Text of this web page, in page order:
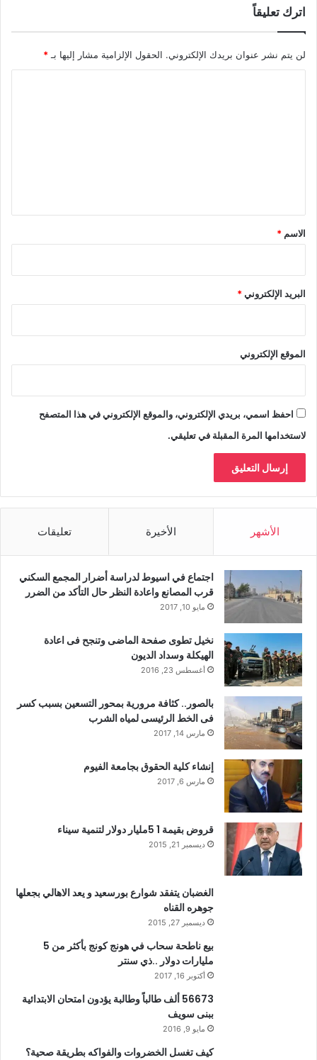
اترك تعليقاً
لن يتم نشر عنوان بريدك الإلكتروني. الحقول الإلزامية مشار إليها بـ *
*
الاسم *
البريد الإلكتروني*
الموقع الإلكتروني
احفظ اسمي، بريدي الإلكتروني، والموقع الإلكتروني في هذا المتصفح
لاستخدامها المرة المقبلة في تعليقي.
الأشهر الأخيرة تعليقات
اجتماع في اسيوط لدراسة أضرار المجمع السكني
قرب المصانع واعادة النظر حال التأكد من الضرر
مايو 10, 2017
نخيل تطوى صفحة الماضى وتنجح فى اعادة
الهيكلة وسداد الديون
أغسطس 23, 2016
بالصور.. كثافة مرورية بمحور التسعين بسبب كسر
فى الخط الرئيسى لمياه الشرب
مارس 14, 2017
إنشاء كلية الحقوق بجامعة الفيوم
مارس 6, 2017
قروض بقيمة 1 5مليار دولار لتنمية سيناء
ديسمبر 21, 2015
الغضبان يتفقد شوارع بورسعيد و يعد الاهالي بجعلها
جوهره القناه
ديسمبر 27, 2015
بيع ناطحة سحاب في هونج كونج بأكثر من 5
مليارات دولار ..ذي سنتر
أكتوبر 16, 2017
56673 ألف طالباً وطالبة يؤدون امتحان الابتدائية
ببنى سويف
مايو 9, 2016
كيف تغسل الخضروات والفواكه بطريقة صحية؟